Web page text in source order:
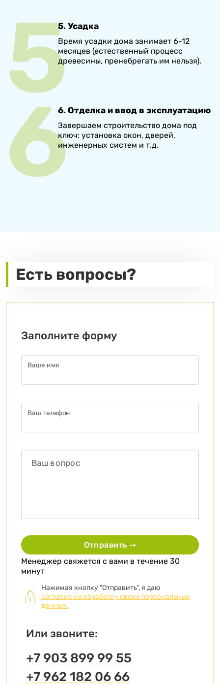
5. Усадка
Время усадки дома занимает 6-12
месяцев (естественный процесс
древесины, пренебрегать им нельзя).
6. Отделка и ввод в эксплуатацию
Завершаем строительство дома под
ключ: установка окон, дверей,
инженерных систем и т.д.
Есть вопросы?
Заполните форму
Ваше имя
Ваш телефон
Отправить ➞
Менеджер свяжется с вами в течение 30
минут
Нажимая кнопку "Отправить", я даю
согласие на обработку своих персональных
данных.
Или звоните:
+7 903 899 99 55
+7 962 182 06 66